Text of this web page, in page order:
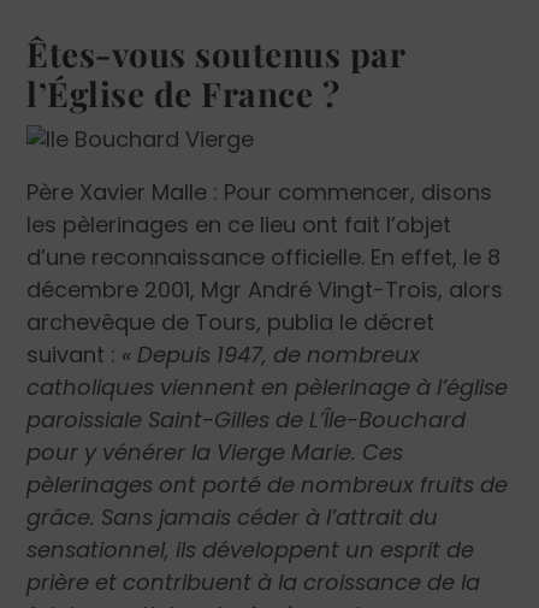
Êtes-vous soutenus par
l’Église de France ?
Père Xavier Malle : Pour commencer, disons
les pèlerinages en ce lieu ont fait l’objet
d’une reconnaissance officielle. En effet, le 8
décembre 2001, Mgr André Vingt-Trois, alors
archevêque de Tours, publia le décret
suivant : « Depuis 1947, de nombreux
catholiques viennent en pèlerinage à l’église
paroissiale Saint-Gilles de L’Île-Bouchard
pour y vénérer la Vierge Marie. Ces
pèlerinages ont porté de nombreux fruits de
grâce. Sans jamais céder à l’attrait du
sensationnel, ils développent un esprit de
prière et contribuent à la croissance de la